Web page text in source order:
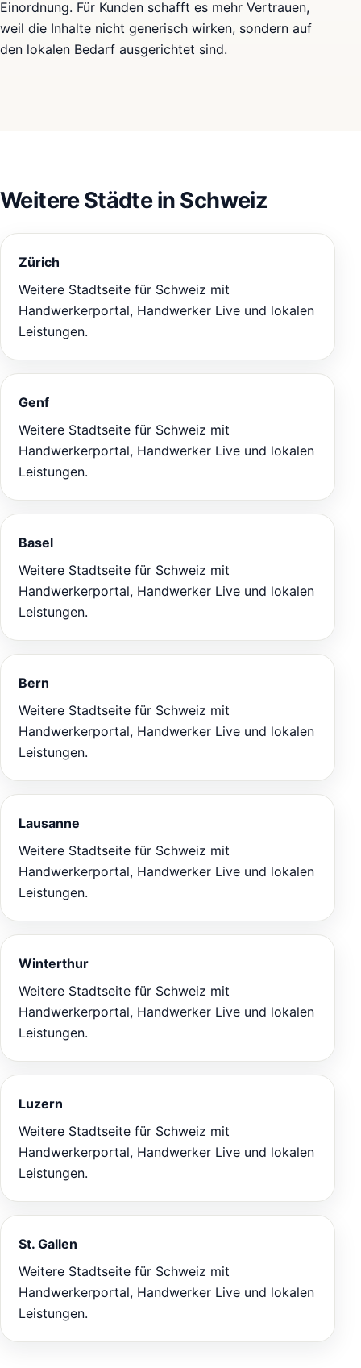
Einordnung. Für Kunden schafft es mehr Vertrauen,
weil die Inhalte nicht generisch wirken, sondern auf
den lokalen Bedarf ausgerichtet sind.
Weitere Städte in Schweiz
Zürich
Weitere Stadtseite für Schweiz mit
Handwerkerportal, Handwerker Live und lokalen
Leistungen.
Genf
Weitere Stadtseite für Schweiz mit
Handwerkerportal, Handwerker Live und lokalen
Leistungen.
Basel
Weitere Stadtseite für Schweiz mit
Handwerkerportal, Handwerker Live und lokalen
Leistungen.
Bern
Weitere Stadtseite für Schweiz mit
Handwerkerportal, Handwerker Live und lokalen
Leistungen.
Lausanne
Weitere Stadtseite für Schweiz mit
Handwerkerportal, Handwerker Live und lokalen
Leistungen.
Winterthur
Weitere Stadtseite für Schweiz mit
Handwerkerportal, Handwerker Live und lokalen
Leistungen.
Luzern
Weitere Stadtseite für Schweiz mit
Handwerkerportal, Handwerker Live und lokalen
Leistungen.
St. Gallen
Weitere Stadtseite für Schweiz mit
Handwerkerportal, Handwerker Live und lokalen
Leistungen.